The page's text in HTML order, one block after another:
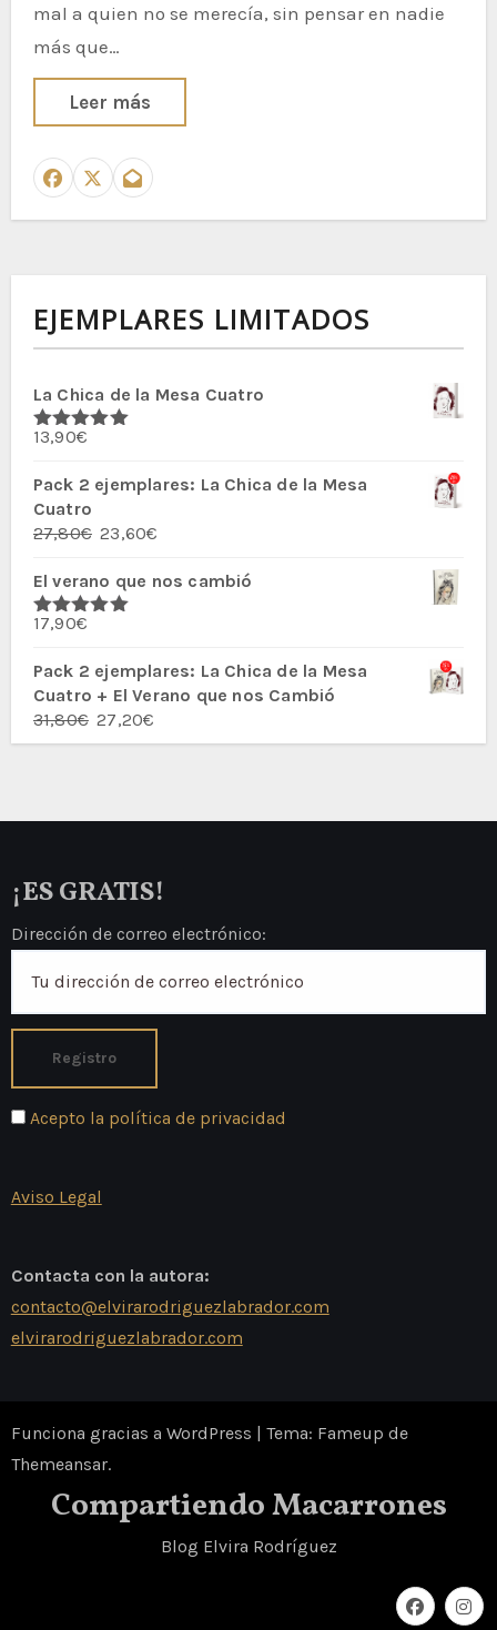
mal a quien no se merecía, sin pensar en nadie
más que…
Leer más
EJEMPLARES LIMITADOS
La Chica de la Mesa Cuatro
Valorado
5
13,90€
Pack 2 ejemplares: La Chica de la Mesa
Cuatro
27,80€ El
original
era:
23,60€
actual
El verano que nos cambió
Valorado
5
17,90€
Pack 2 ejemplares: La Chica de la Mesa
Cuatro + El Verano que nos Cambió
31,80€ El
precio
31,80€.
27,20€
precio
27,20€.
¡ES GRATIS!
Dirección de correo electrónico:
Acepto la política de privacidad
Aviso Legal
Contacta con la autora:
contacto@elvirarodriguezlabrador.com
elvirarodriguezlabrador.com
Funciona gracias a WordPress | Tema: Fameup de
Themeansar.
Compartiendo Macarrones
Blog Elvira Rodríguez